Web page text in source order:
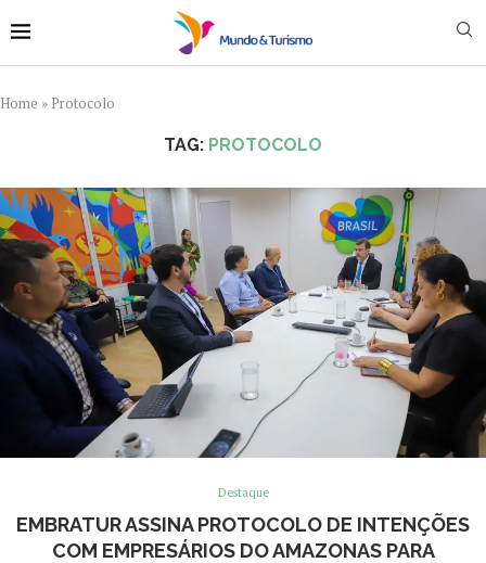
Home » Protocolo
TAG: PROTOCOLO
Destaque
EMBRATUR ASSINA PROTOCOLO DE INTENÇÕES
COM EMPRESÁRIOS DO AMAZONAS PARA